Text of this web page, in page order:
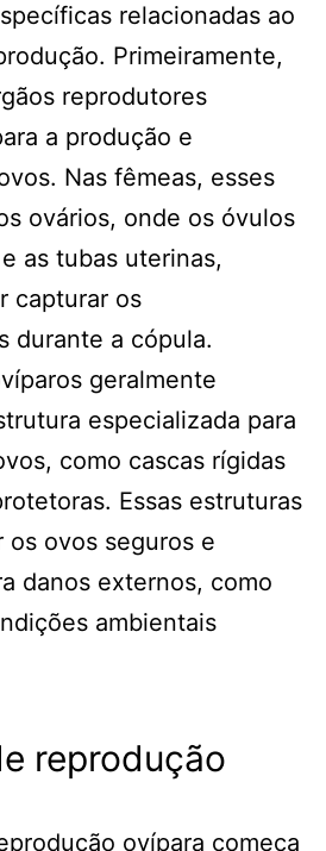
relacionadas ao
Primeiramente,
reprodutores
a produção e
Nas fêmeas, esses
ovários, onde os óvulos
as tubas uterinas,
capturar os
durante a cópula.
geralmente
especializada para
como cascas rígidas
Essas estruturas
os ovos seguros e
danos externos, como
ambientais
reprodução
ovípara começa